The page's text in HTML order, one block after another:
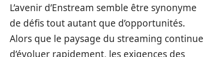
L’avenir d’Enstream semble être synonyme
de défis tout autant que d’opportunités.
Alors que le paysage du streaming continue
d’évoluer rapidement, les exigences des